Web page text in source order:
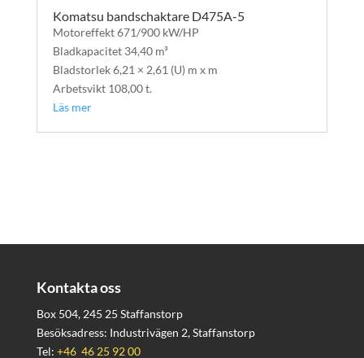
Komatsu bandschaktare D475A-5
Motoreffekt 671/900 kW/HP
Bladkapacitet 34,40 m³
Bladstorlek 6,21 × 2,61 (U) m x m
Arbetsvikt 108,00 t.
Läs mer
Kontakta oss
Box 504, 245 25 Staffanstorp
Besöksadress: Industrivägen 2, Staffanstorp
Tel: +46 46 25 92 00